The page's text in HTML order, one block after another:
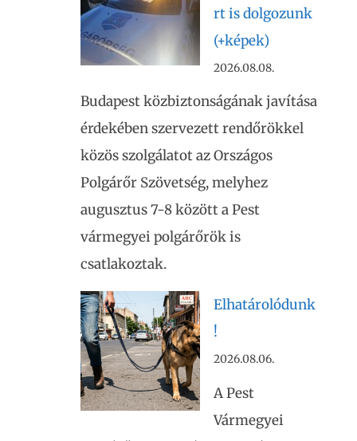
rt is dolgozunk
(+képek)
2026.08.08.
Budapest közbiztonságának javítása
érdekében szervezett rendőrökkel
közös szolgálatot az Országos
Polgárőr Szövetség, melyhez
augusztus 7-8 között a Pest
vármegyei polgárőrök is
csatlakoztak.
Elhatárolódunk
!
2026.08.06.
A Pest
Vármegyei